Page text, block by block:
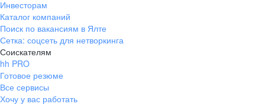
Инвесторам
Каталог компаний
Поиск по вакансиям в Ялте
Сетка: соцсеть для нетворкинга
Соискателям
hh PRO
Готовое резюме
Все сервисы
Хочу у вас работать